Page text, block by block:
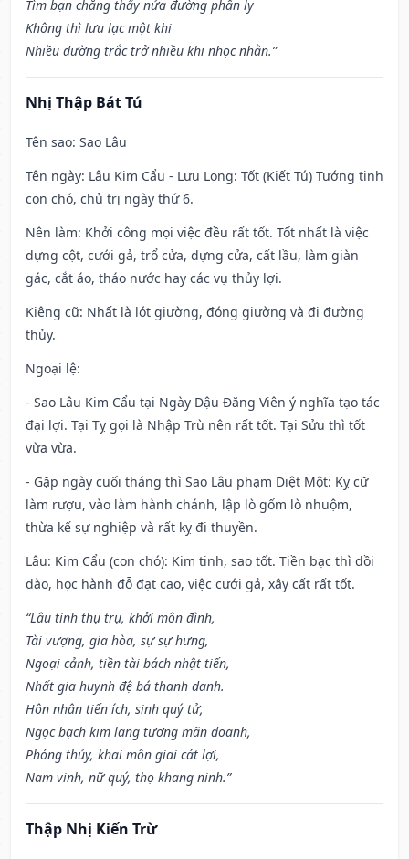
Tìm bạn chẳng thấy nửa đường phân ly
Không thì lưu lạc một khi
Nhiều đường trắc trở nhiều khi nhọc nhằn.”
Nhị Thập Bát Tú
Tên sao: Sao Lâu
Tên ngày: Lâu Kim Cẩu - Lưu Long: Tốt (Kiết Tú) Tướng tinh
con chó, chủ trị ngày thứ 6.
Nên làm: Khởi công mọi việc đều rất tốt. Tốt nhất là việc
dựng cột, cưới gả, trổ cửa, dựng cửa, cất lầu, làm giàn
gác, cắt áo, tháo nước hay các vụ thủy lợi.
Kiêng cữ: Nhất là lót giường, đóng giường và đi đường
thủy.
Ngoại lệ:
- Sao Lâu Kim Cẩu tại Ngày Dậu Đăng Viên ý nghĩa tạo tác
đại lợi. Tại Tỵ gọi là Nhập Trù nên rất tốt. Tại Sửu thì tốt
vừa vừa.
- Gặp ngày cuối tháng thì Sao Lâu phạm Diệt Một: Kỵ cữ
làm rượu, vào làm hành chánh, lập lò gốm lò nhuộm,
thừa kế sự nghiệp và rất kỵ đi thuyền.
Lâu: Kim Cẩu (con chó): Kim tinh, sao tốt. Tiền bạc thì dồi
dào, học hành đỗ đạt cao, việc cưới gả, xây cất rất tốt.
“Lâu tinh thụ trụ, khởi môn đình,
Tài vượng, gia hòa, sự sự hưng,
Ngoại cảnh, tiền tài bách nhật tiến,
Nhất gia huynh đệ bá thanh danh.
Hôn nhân tiến ích, sinh quý tử,
Ngọc bạch kim lang tương mãn doanh,
Phóng thủy, khai môn giai cát lợi,
Nam vinh, nữ quý, thọ khang ninh.”
Thập Nhị Kiến Trừ